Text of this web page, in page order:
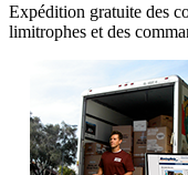
Expédition gratuite des
limitrophes et des